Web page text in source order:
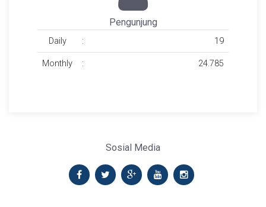
Pengunjung
Daily : 19
Monthly : 24.785
Sosial Media